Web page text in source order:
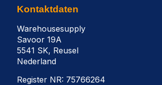
Kontaktdaten
Warehousesupply
Savoor 19A
5541 SK, Reusel
Nederland
Register NR: 75766264